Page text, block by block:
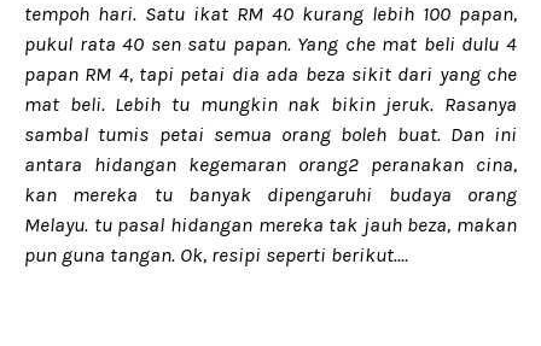
tempoh hari. Satu ikat RM 40 kurang lebih 100 papan,
pukul rata 40 sen satu papan. Yang che mat beli dulu 4
papan RM 4, tapi petai dia ada beza sikit dari yang che
mat beli. Lebih tu mungkin nak bikin jeruk. Rasanya
sambal tumis petai semua orang boleh buat. Dan ini
antara hidangan kegemaran orang2 peranakan cina,
kan mereka tu banyak dipengaruhi budaya orang
Melayu. tu pasal hidangan mereka tak jauh beza, makan
pun guna tangan. Ok, resipi seperti berikut....